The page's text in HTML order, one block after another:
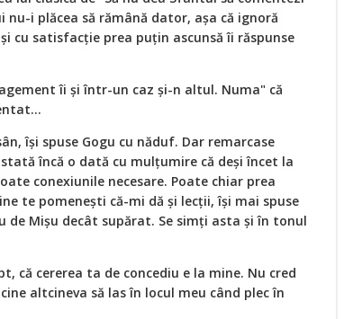
nu-i plăcea să rămână dator, așa că ignoră
cu satisfacție prea puțin ascunsă îi răspunse
îi și într-un caz și-n altul. Numa" că
își spuse Gogu cu năduf. Dar remarcase
încă o dată cu mulțumire că deși încet la
conexiunile necesare. Poate chiar prea
te pomenești că-mi dă și lecții, își mai spuse
de Mișu decât supărat. Se simți asta și în tonul
că cererea ta de concediu e la mine. Nu cred
altcineva să las în locul meu când plec în